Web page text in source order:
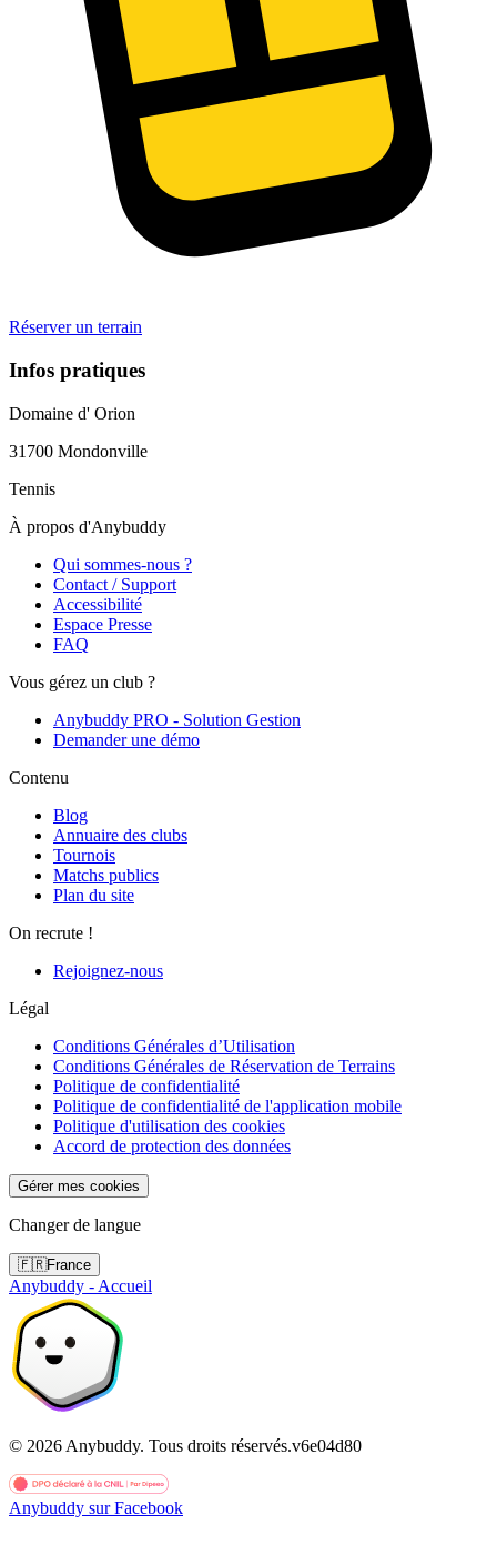
Réserver un terrain
Infos pratiques
Domaine d' Orion
31700 Mondonville
Tennis
À propos d'Anybuddy
Qui sommes-nous ?
Contact / Support
Accessibilité
Espace Presse
FAQ
Vous gérez un club ?
Anybuddy PRO - Solution Gestion
Demander une démo
Contenu
Blog
Annuaire des clubs
Tournois
Matchs publics
Plan du site
On recrute !
Rejoignez-nous
Légal
Conditions Générales d’Utilisation
Conditions Générales de Réservation de Terrains
Politique de confidentialité
Politique de confidentialité de l'application mobile
Politique d'utilisation des cookies
Accord de protection des données
Gérer mes cookies
Changer de langue
🇫🇷France
Anybuddy - Accueil
© 2026 Anybuddy. Tous droits réservés.v6e04d80
Anybuddy sur Facebook